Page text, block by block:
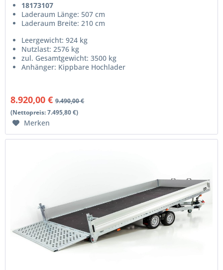
18173107
Laderaum Länge: 507 cm
Laderaum Breite: 210 cm
Leergewicht: 924 kg
Nutzlast: 2576 kg
zul. Gesamtgewicht: 3500 kg
Anhänger: Kippbare Hochlader
8.920,00 € 9.490,00 €
(Nettopreis: 7.495,80 €)
Merken